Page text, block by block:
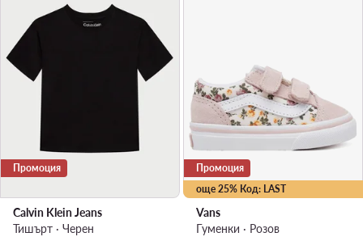
Промоция
Calvin Klein Jeans
Тишърт · Черен
още 25% Код: LAST
Промоция
Vans
Гуменки · Розов